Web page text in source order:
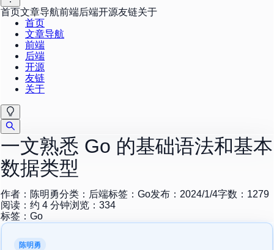
首页文章导航前端后端开源友链关于
首页
文章导航
前端
后端
开源
友链
关于
一文熟悉 Go 的基础语法和基本
数据类型
作者： 陈明勇分类： 后端标签： Go发布： 2024/1/4字数： 1279
阅读：约 4 分钟浏览： 334
标签： Go
陈明勇